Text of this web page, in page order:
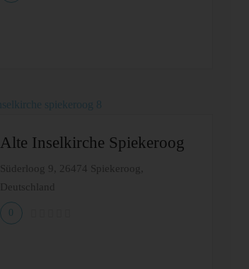
Alte Inselkirche Spiekeroog
Süderloog 9, 26474 Spiekeroog,
Deutschland
0